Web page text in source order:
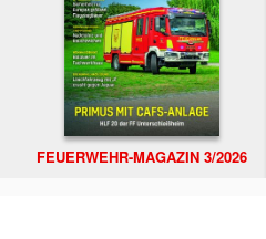
FEUERWEHR-MAGAZIN 3/2026